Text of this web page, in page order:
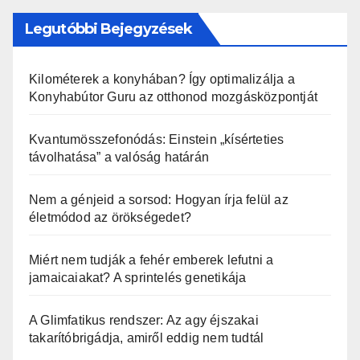
Legutóbbi Bejegyzések
Kilométerek a konyhában? Így optimalizálja a
Konyhabútor Guru az otthonod mozgásközpontját
Kvantumösszefonódás: Einstein „kísérteties
távolhatása” a valóság határán
Nem a génjeid a sorsod: Hogyan írja felül az
életmódod az örökségedet?
Miért nem tudják a fehér emberek lefutni a
jamaicaiakat? A sprintelés genetikája
A Glimfatikus rendszer: Az agy éjszakai
takarítóbrigádja, amiről eddig nem tudtál